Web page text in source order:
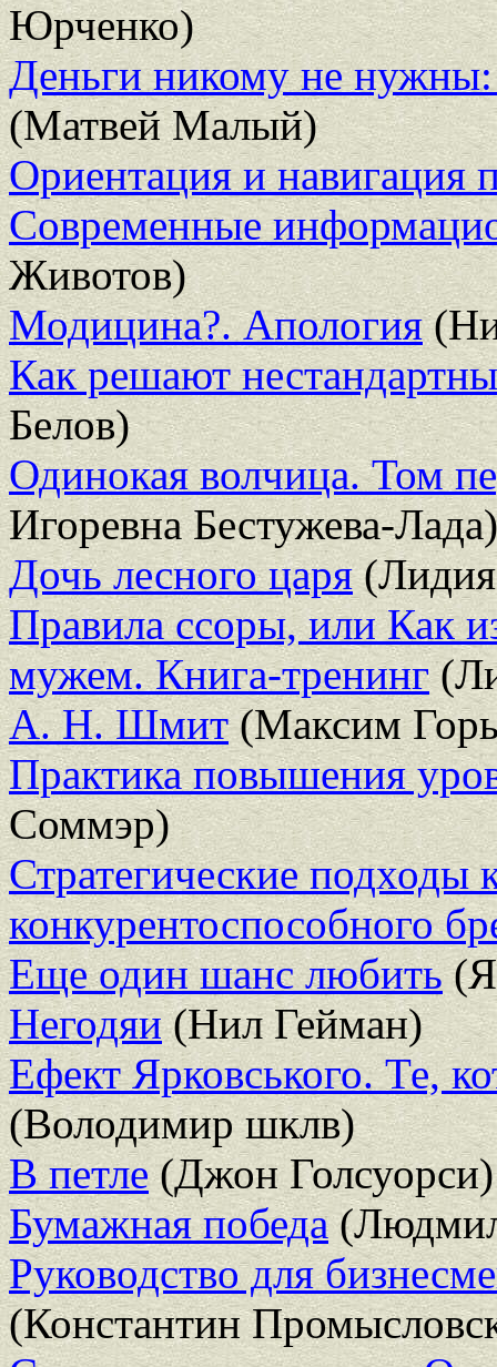
Юрченко)
Деньги никому не нужны:
(Матвей Малый)
Ориентация и навигация
Современные
Животов)
Модицина?. Апология
Как решают
Белов)
Одинокая волчица. Том
Игоревна Бестужева-Лада)
Дочь лесного царя(Лидия
Правила ссоры, или Как
мужем. Книга-тренинг
А. Н. Шмит(Максим
Практика повышения
Соммэр)
Стратегические
конкурентоспособного
Еще один шанс любить
Негодяи(Нил Гейман)
Ефект Ярковського. Те,
(Володимир шклв)
В петле(Джон Голсуорси)
Бумажная победа
Руководство для
(Константин